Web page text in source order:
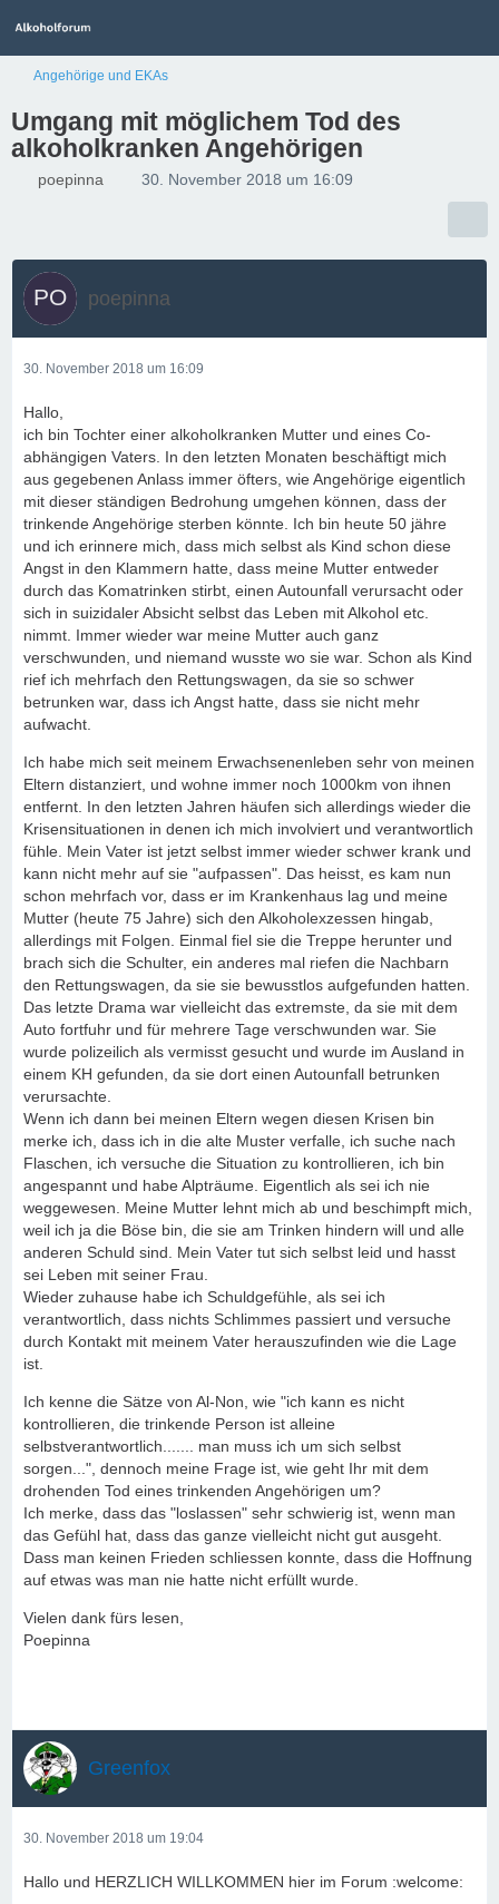
Angehörige und EKAs
Umgang mit möglichem Tod des
alkoholkranken Angehörigen
poepinna 30. November 2018 um 16:09
poepinna
30. November 2018 um 16:09
Hallo,
ich bin Tochter einer alkoholkranken Mutter und eines Co-
abhängigen Vaters. In den letzten Monaten beschäftigt mich
aus gegebenen Anlass immer öfters, wie Angehörige eigentlich
mit dieser ständigen Bedrohung umgehen können, dass der
trinkende Angehörige sterben könnte. Ich bin heute 50 jähre
und ich erinnere mich, dass mich selbst als Kind schon diese
Angst in den Klammern hatte, dass meine Mutter entweder
durch das Komatrinken stirbt, einen Autounfall verursacht oder
sich in suizidaler Absicht selbst das Leben mit Alkohol etc.
nimmt. Immer wieder war meine Mutter auch ganz
verschwunden, und niemand wusste wo sie war. Schon als Kind
rief ich mehrfach den Rettungswagen, da sie so schwer
betrunken war, dass ich Angst hatte, dass sie nicht mehr
aufwacht.
Ich habe mich seit meinem Erwachsenenleben sehr von meinen
Eltern distanziert, und wohne immer noch 1000km von ihnen
entfernt. In den letzten Jahren häufen sich allerdings wieder die
Krisensituationen in denen ich mich involviert und verantwortlich
fühle. Mein Vater ist jetzt selbst immer wieder schwer krank und
kann nicht mehr auf sie "aufpassen". Das heisst, es kam nun
schon mehrfach vor, dass er im Krankenhaus lag und meine
Mutter (heute 75 Jahre) sich den Alkoholexzessen hingab,
allerdings mit Folgen. Einmal fiel sie die Treppe herunter und
brach sich die Schulter, ein anderes mal riefen die Nachbarn
den Rettungswagen, da sie sie bewusstlos aufgefunden hatten.
Das letzte Drama war vielleicht das extremste, da sie mit dem
Auto fortfuhr und für mehrere Tage verschwunden war. Sie
wurde polizeilich als vermisst gesucht und wurde im Ausland in
einem KH gefunden, da sie dort einen Autounfall betrunken
verursachte.
Wenn ich dann bei meinen Eltern wegen diesen Krisen bin
merke ich, dass ich in die alte Muster verfalle, ich suche nach
Flaschen, ich versuche die Situation zu kontrollieren, ich bin
angespannt und habe Alpträume. Eigentlich als sei ich nie
weggewesen. Meine Mutter lehnt mich ab und beschimpft mich,
weil ich ja die Böse bin, die sie am Trinken hindern will und alle
anderen Schuld sind. Mein Vater tut sich selbst leid und hasst
sei Leben mit seiner Frau.
Wieder zuhause habe ich Schuldgefühle, als sei ich
verantwortlich, dass nichts Schlimmes passiert und versuche
durch Kontakt mit meinem Vater herauszufinden wie die Lage
ist.
Ich kenne die Sätze von Al-Non, wie "ich kann es nicht
kontrollieren, die trinkende Person ist alleine
selbstverantwortlich....... man muss ich um sich selbst
sorgen...", dennoch meine Frage ist, wie geht Ihr mit dem
drohenden Tod eines trinkenden Angehörigen um?
Ich merke, dass das "loslassen" sehr schwierig ist, wenn man
das Gefühl hat, dass das ganze vielleicht nicht gut ausgeht.
Dass man keinen Frieden schliessen konnte, dass die Hoffnung
auf etwas was man nie hatte nicht erfüllt wurde.
Vielen dank fürs lesen,
Poepinna
Greenfox
30. November 2018 um 19:04
Hallo und HERZLICH WILLKOMMEN hier im Forum :welcome: